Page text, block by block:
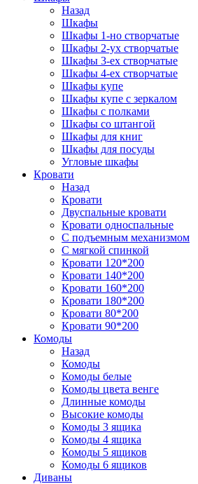
Назад
Шкафы
Шкафы 1-но створчатые
Шкафы 2-ух створчатые
Шкафы 3-ех створчатые
Шкафы 4-ех створчатые
Шкафы купе
Шкафы купе с зеркалом
Шкафы с полками
Шкафы со штангой
Шкафы для книг
Шкафы для посуды
Угловые шкафы
Кровати
Назад
Кровати
Двуспальные кровати
Кровати односпальные
С подъемным механизмом
С мягкой спинкой
Кровати 120*200
Кровати 140*200
Кровати 160*200
Кровати 180*200
Кровати 80*200
Кровати 90*200
Комоды
Назад
Комоды
Комоды белые
Комоды цвета венге
Длинные комоды
Высокие комоды
Комоды 3 ящика
Комоды 4 ящика
Комоды 5 ящиков
Комоды 6 ящиков
Диваны